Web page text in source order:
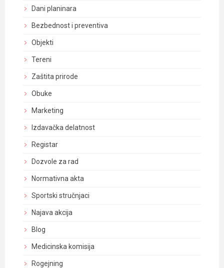
Dani planinara
Bezbednost i preventiva
Objekti
Tereni
Zaštita prirode
Obuke
Marketing
Izdavačka delatnost
Registar
Dozvole za rad
Normativna akta
Sportski stručnjaci
Najava akcija
Blog
Medicinska komisija
Rogejning